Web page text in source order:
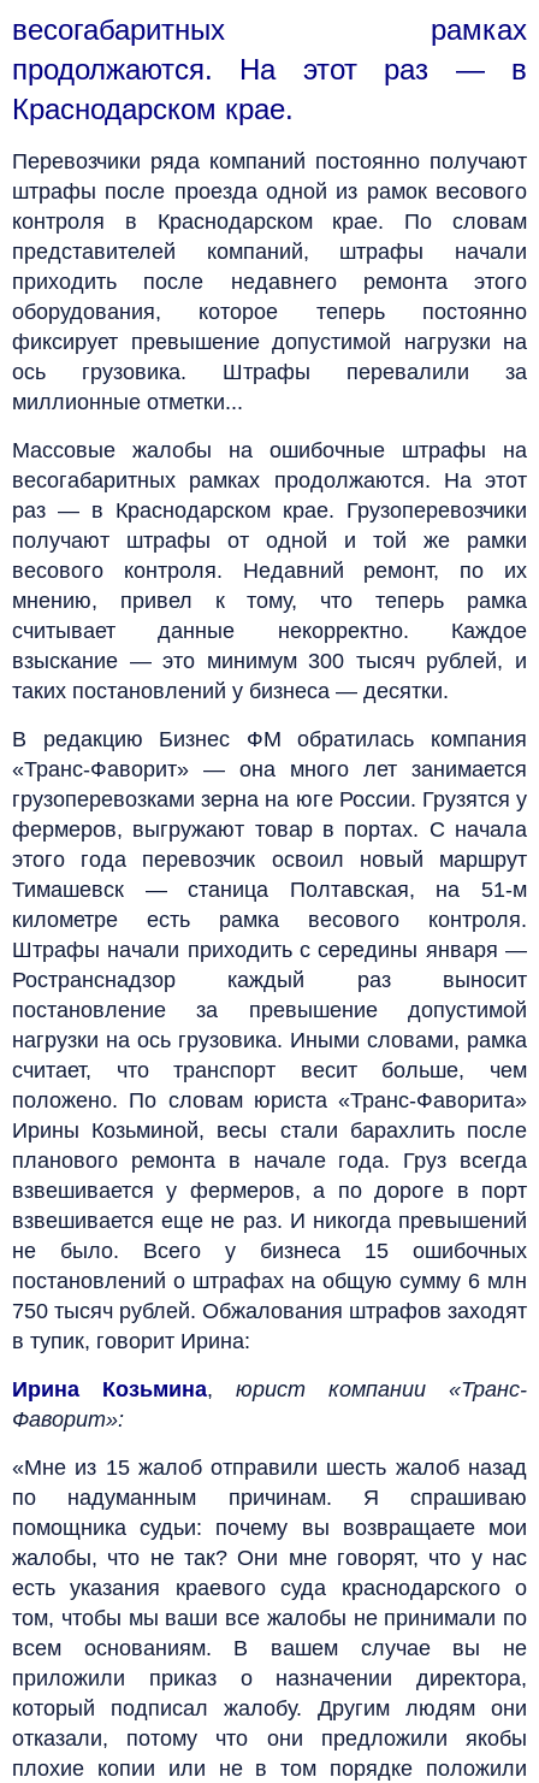
весогабаритных рамках
продолжаются. На этот раз — в
Краснодарском крае.
Перевозчики ряда компаний постоянно получают
штрафы после проезда одной из рамок весового
контроля в Краснодарском крае. По словам
представителей компаний, штрафы начали
приходить после недавнего ремонта этого
оборудования, которое теперь постоянно
фиксирует превышение допустимой нагрузки на
ось грузовика. Штрафы перевалили за
миллионные отметки...
Массовые жалобы на ошибочные штрафы на
весогабаритных рамках продолжаются. На этот
раз — в Краснодарском крае. Грузоперевозчики
получают штрафы от одной и той же рамки
весового контроля. Недавний ремонт, по их
мнению, привел к тому, что теперь рамка
считывает данные некорректно. Каждое
взыскание — это минимум 300 тысяч рублей, и
таких постановлений у бизнеса — десятки.
В редакцию Бизнес ФМ обратилась компания
«Транс-Фаворит» — она много лет занимается
грузоперевозками зерна на юге России. Грузятся у
фермеров, выгружают товар в портах. С начала
этого года перевозчик освоил новый маршрут
Тимашевск — станица Полтавская, на 51-м
километре есть рамка весового контроля.
Штрафы начали приходить с середины января —
Ространснадзор каждый раз выносит
постановление за превышение допустимой
нагрузки на ось грузовика. Иными словами, рамка
считает, что транспорт весит больше, чем
положено. По словам юриста «Транс-Фаворита»
Ирины Козьминой, весы стали барахлить после
планового ремонта в начале года. Груз всегда
взвешивается у фермеров, а по дороге в порт
взвешивается еще не раз. И никогда превышений
не было. Всего у бизнеса 15 ошибочных
постановлений о штрафах на общую сумму 6 млн
750 тысяч рублей. Обжалования штрафов заходят
в тупик, говорит Ирина:
Ирина Козьмина, юрист компании «Транс-
Фаворит»:
«Мне из 15 жалоб отправили шесть жалоб назад
по надуманным причинам. Я спрашиваю
помощника судьи: почему вы возвращаете мои
жалобы, что не так? Они мне говорят, что у нас
есть указания краевого суда краснодарского о
том, чтобы мы ваши все жалобы не принимали по
всем основаниям. В вашем случае вы не
приложили приказ о назначении директора,
который подписал жалобу. Другим людям они
отказали, потому что они предложили якобы
плохие копии или не в том порядке положили